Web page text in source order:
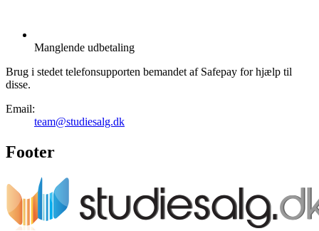
Manglende udbetaling
Brug i stedet telefonsupporten bemandet af Safepay for hjælp til
disse.
Email:
team@studiesalg.dk
Footer